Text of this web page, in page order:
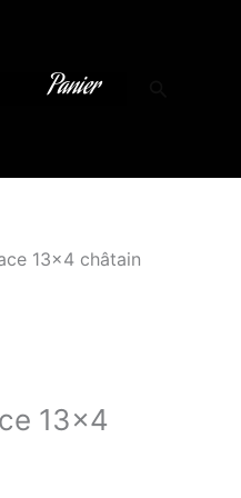
Panier
13×4 châtain
13×4